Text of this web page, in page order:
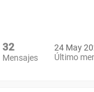
32
Mensajes
24 May
Último